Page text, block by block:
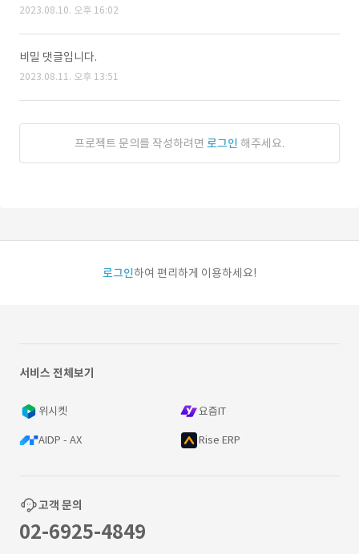
2023.08.10. 오후 16:02
비밀 댓글입니다.
2023.08.11. 오후 13:51
프로젝트 문의를 작성하려면 로그인 해주세요.
로그인하여 편리하게 이용하세요!
서비스 전체보기
위시켓 요즘IT
AIDP - AX Rise ERP
고객 문의
02-6925-4849